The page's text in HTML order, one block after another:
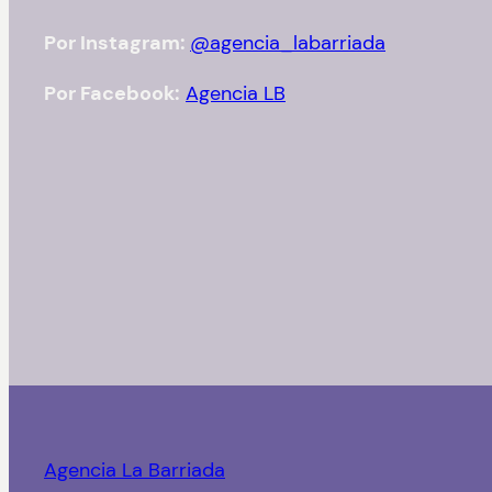
Por Instagram: @agencia_labarriada
Por Facebook: Agencia LB
Agencia La Barriada